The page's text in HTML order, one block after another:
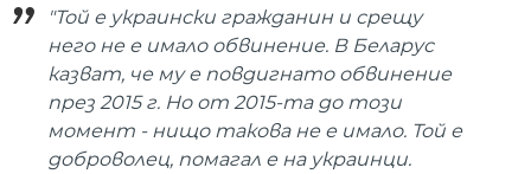
"Той е украински гражданин и срещу
него не е имало обвинение. В Беларус
казват, че му е повдигнато обвинение
през 2015 г. Но от 2015-та до този
момент - нищо такова не е имало. Той е
доброволец, помагал е на украинци.